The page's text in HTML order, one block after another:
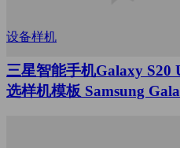
设备样机
三星智能手机Galaxy
选样机模板 Samsung